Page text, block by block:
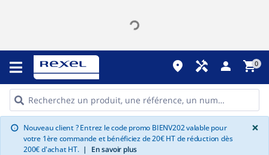
place handyman person shopping_cart0
info Nouveau client ? Entrez le code promo BIENV202 valable pour
votre 1ère commande et bénéficiez de 20€ HT de réduction dès
200€ d'achat HT. | En savoir plus
×